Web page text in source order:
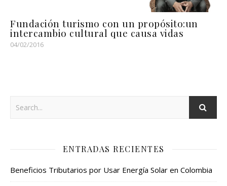
Fundación turismo con un propósito:un
intercambio cultural que causa vidas
04/02/2016
ENTRADAS RECIENTES
Beneficios Tributarios por Usar Energía Solar en Colombia